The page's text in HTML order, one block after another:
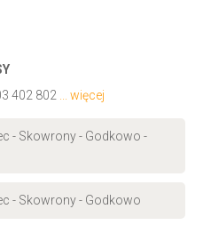
402 802 ... więcej
- Skowrony - Godkowo -
- Skowrony - Godkowo